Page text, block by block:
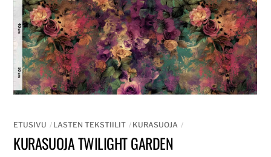
ETUSIVU LASTEN TEKSTIILIT KURASUOJA
KURASUOJA TWILIGHT GARDEN